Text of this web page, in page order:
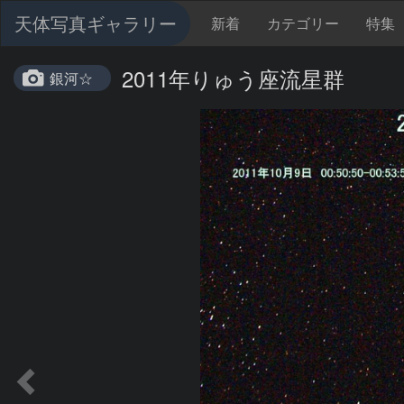
天体写真ギャラリー 新着 カテゴリー 特集
銀河☆ 2011年りゅう座流星群